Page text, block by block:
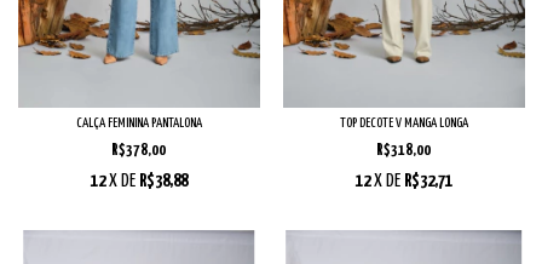
CALÇA FEMININA PANTALONA
R$378,00
12 X DE R$38,88
TOP DECOTE V MANGA LONGA
R$318,00
12 X DE R$32,71